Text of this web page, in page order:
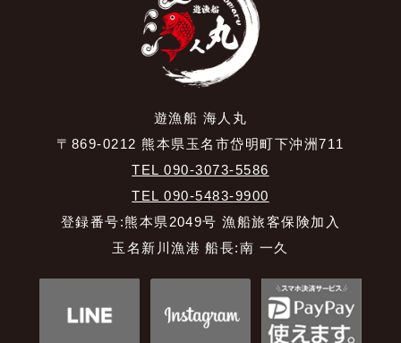
遊漁船 海人丸
〒869-0212 熊本県玉名市岱明町下沖洲711
TEL 090-3073-5586
TEL 090-5483-9900
登録番号:熊本県2049号 漁船旅客保険加入
玉名新川漁港 船長:南 一久